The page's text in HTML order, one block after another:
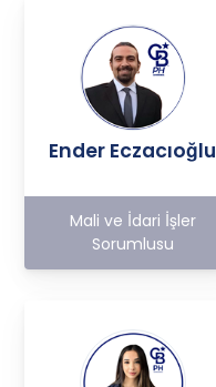
Ender Eczacıoğlu
Mali ve İdari İşler
Sorumlusu